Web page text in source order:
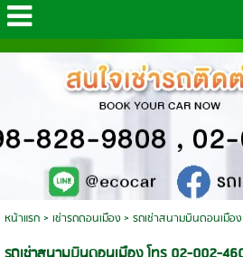
หน้าแรก> เช่ารถดอนเมือง> รถเช่าสนามบินดอนเมือง